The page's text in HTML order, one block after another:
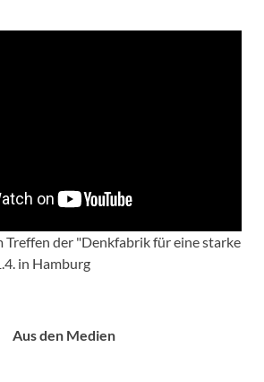
der "Denkfabrik für eine starke
in Hamburg
Aus den Medien